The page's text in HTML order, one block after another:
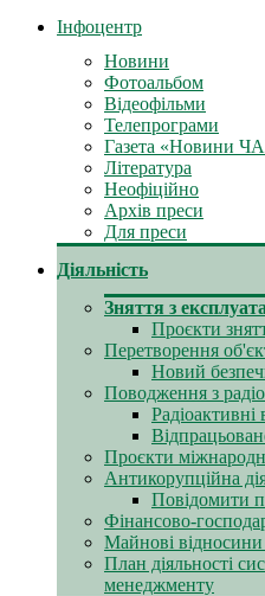
Інфоцентр
Новини
Фотоальбом
Відеофільми
Телепрограми
Газета «Новини
Література
Неофіційно
Архів преси
Для преси
Діяльність
Зняття з
Проєкти
Перетворення
Новий
Поводження з
Радіоактивні
Проєкти
Антикорупційна
Повідомити
Фінансово-
Майнові
План діяльності
менеджменту